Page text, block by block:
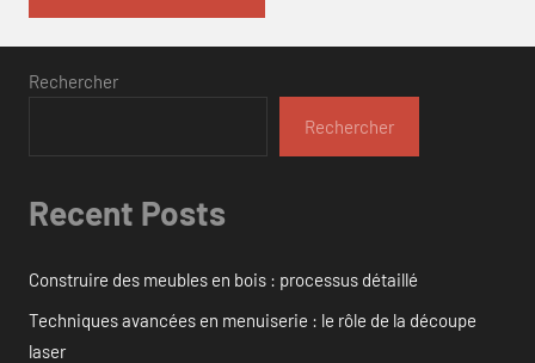
Rechercher
Rechercher
Recent Posts
Construire des meubles en bois : processus détaillé
Techniques avancées en menuiserie : le rôle de la découpe
laser